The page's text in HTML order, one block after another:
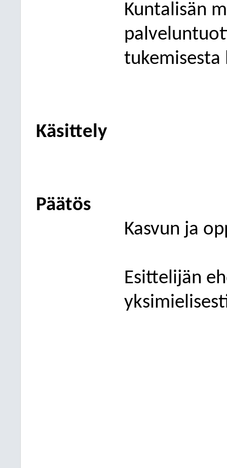
Kuntalisän
tukemisesta
Käsittely
Päätös
Kasvun ja
Esittelijän